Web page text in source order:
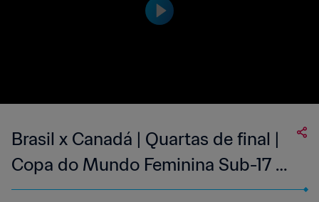
Brasil x Canadá | Quartas de final |
Copa do Mundo Feminina Sub-17 da
FIFA Marrocos 2025™ | Melhores